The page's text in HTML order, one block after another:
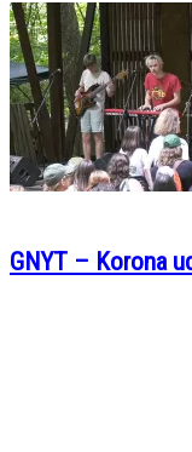
GNYT – Korona